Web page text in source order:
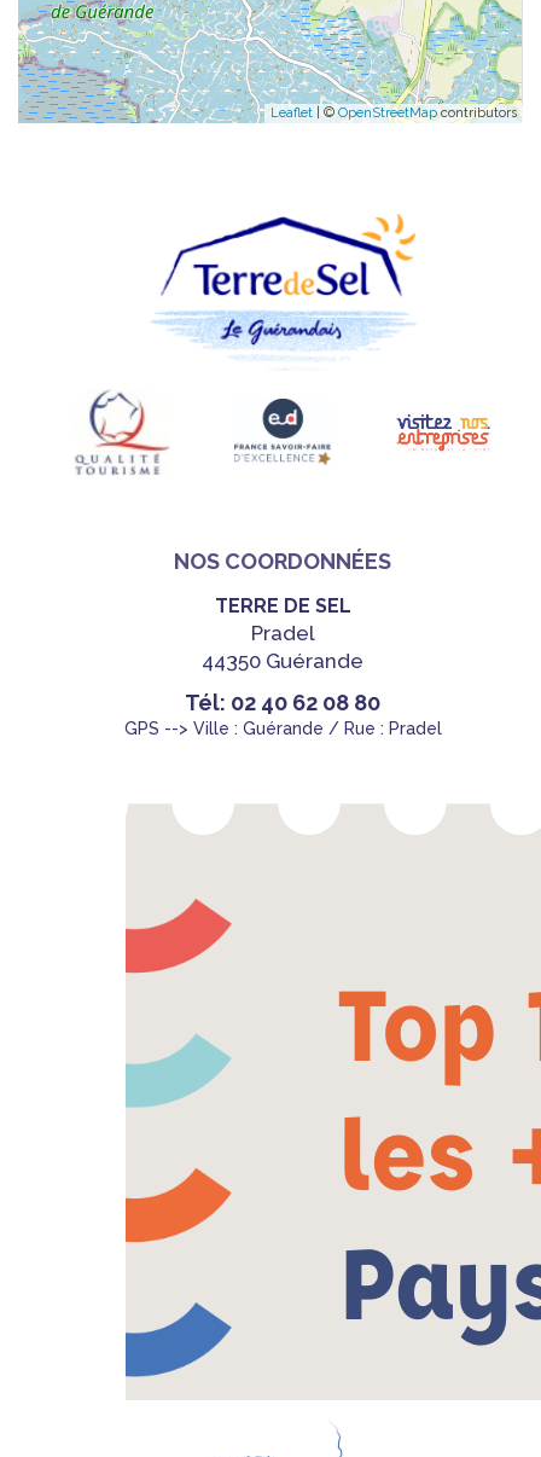
Leaflet | © OpenStreetMapcontributors
NOS COORDONNÉES
TERRE DE SEL
Pradel
44350 Guérande
Tél: 02 40 62 08 80
GPS --> Ville : Guérande / Rue : Pradel